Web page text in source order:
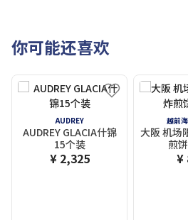
你可能还喜欢
AUDREY
AUDREY GLACIA什锦
15个装
¥ 2,325
越前
大阪 机场
煎
¥